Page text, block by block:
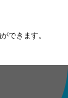
できます。